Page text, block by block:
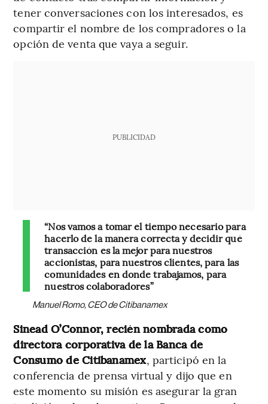
tener conversaciones con los interesados, es
compartir el nombre de los compradores o la
opción de venta que vaya a seguir.
PUBLICIDAD
“Nos vamos a tomar el tiempo necesario para
hacerlo de la manera correcta y decidir qué
transacción es la mejor para nuestros
accionistas, para nuestros clientes, para las
comunidades en donde trabajamos, para
nuestros colaboradores”
Manuel Romo, CEO de Citibanamex
Sinead O’Connor, recién nombrada como
directora corporativa de la Banca de
Consumo de Citibanamex, participó en la
conferencia de prensa virtual y dijo que en
este momento su misión es asegurar la gran